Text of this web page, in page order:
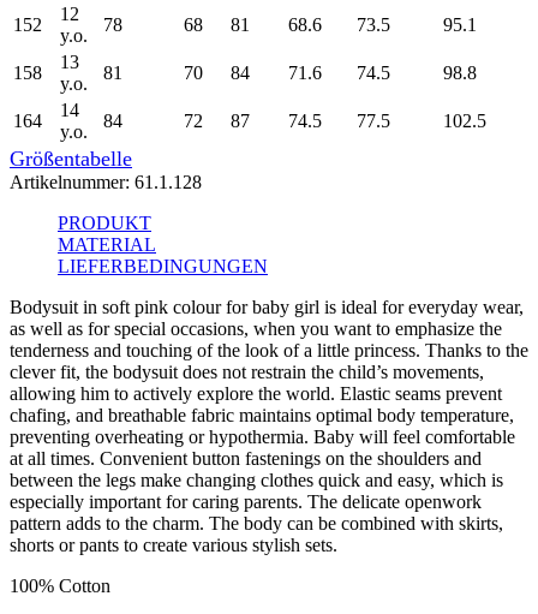
152
12
y.o.
78 68 81 68.6 73.5 95.1
158
13
y.o.
81 70 84 71.6 74.5 98.8
164
14
y.o.
84 72 87 74.5 77.5 102.5
Größentabelle
Artikelnummer: 61.1.128
PRODUKT
MATERIAL
LIEFERBEDINGUNGEN
Bodysuit in soft pink colour for baby girl is ideal for everyday wear,
as well as for special occasions, when you want to emphasize the
tenderness and touching of the look of a little princess. Thanks to the
clever fit, the bodysuit does not restrain the child’s movements,
allowing him to actively explore the world. Elastic seams prevent
chafing, and breathable fabric maintains optimal body temperature,
preventing overheating or hypothermia. Baby will feel comfortable
at all times. Convenient button fastenings on the shoulders and
between the legs make changing clothes quick and easy, which is
especially important for caring parents. The delicate openwork
pattern adds to the charm. The body can be combined with skirts,
shorts or pants to create various stylish sets.
100% Cotton